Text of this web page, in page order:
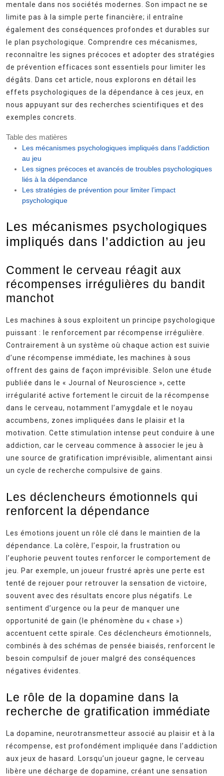
mentale dans nos sociétés modernes. Son impact ne se
limite pas à la simple perte financière; il entraîne
également des conséquences profondes et durables sur
le plan psychologique. Comprendre ces mécanismes,
reconnaître les signes précoces et adopter des stratégies
de prévention efficaces sont essentiels pour limiter les
dégâts. Dans cet article, nous explorons en détail les
effets psychologiques de la dépendance à ces jeux, en
nous appuyant sur des recherches scientifiques et des
exemples concrets.
Table des matières
Les mécanismes psychologiques impliqués dans l’addiction
au jeu
Les signes précoces et avancés de troubles psychologiques
liés à la dépendance
Les stratégies de prévention pour limiter l’impact
psychologique
Les mécanismes psychologiques
impliqués dans l’addiction au jeu
Comment le cerveau réagit aux
récompenses irrégulières du bandit
manchot
Les machines à sous exploitent un principe psychologique
puissant : le renforcement par récompense irrégulière.
Contrairement à un système où chaque action est suivie
d’une récompense immédiate, les machines à sous
offrent des gains de façon imprévisible. Selon une étude
publiée dans le « Journal of Neuroscience », cette
irrégularité active fortement le circuit de la récompense
dans le cerveau, notamment l’amygdale et le noyau
accumbens, zones impliquées dans le plaisir et la
motivation. Cette stimulation intense peut conduire à une
addiction, car le cerveau commence à associer le jeu à
une source de gratification imprévisible, alimentant ainsi
un cycle de recherche compulsive de gains.
Les déclencheurs émotionnels qui
renforcent la dépendance
Les émotions jouent un rôle clé dans le maintien de la
dépendance. La colère, l’espoir, la frustration ou
l’euphorie peuvent toutes renforcer le comportement de
jeu. Par exemple, un joueur frustré après une perte est
tenté de rejouer pour retrouver la sensation de victoire,
souvent avec des résultats encore plus négatifs. Le
sentiment d’urgence ou la peur de manquer une
opportunité de gain (le phénomène du « chase »)
accentuent cette spirale. Ces déclencheurs émotionnels,
combinés à des schémas de pensée biaisés, renforcent le
besoin compulsif de jouer malgré des conséquences
négatives évidentes.
Le rôle de la dopamine dans la
recherche de gratification immédiate
La dopamine, neurotransmetteur associé au plaisir et à la
récompense, est profondément impliquée dans l’addiction
aux jeux de hasard. Lorsqu’un joueur gagne, le cerveau
libère une décharge de dopamine, créant une sensation